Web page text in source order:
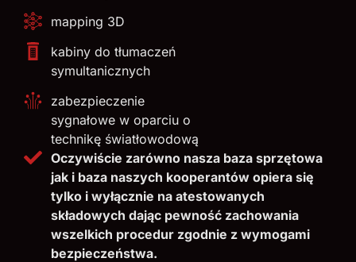
mapping 3D
kabiny do tłumaczeń
symultanicznych
zabezpieczenie
sygnałowe w oparciu o
technikę światłowodową
Oczywiście zarówno nasza baza sprzętowa
jak i baza naszych kooperantów opiera się
tylko i wyłącznie na atestowanych
składowych dając pewność zachowania
wszelkich procedur zgodnie z wymogami
bezpieczeństwa.